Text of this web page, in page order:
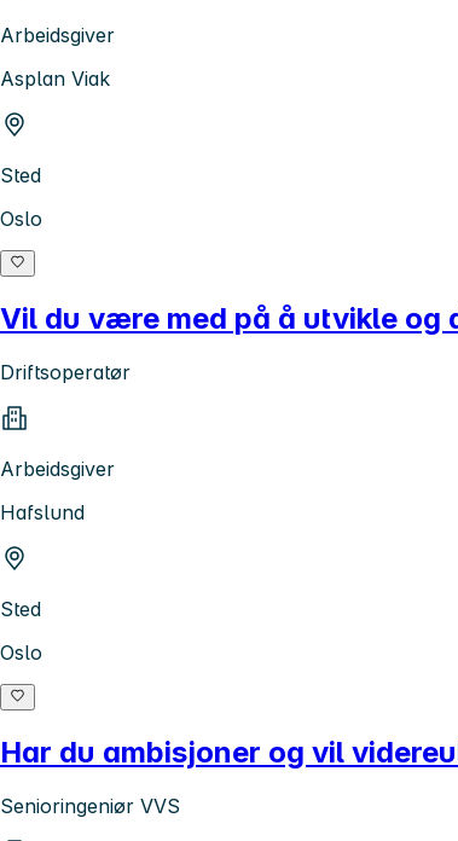
Arbeidsgiver
Asplan Viak
Sted
Oslo
Vil du være med på å utvikle og
Driftsoperatør
Arbeidsgiver
Hafslund
Sted
Oslo
Har du ambisjoner og vil
Senioringeniør VVS